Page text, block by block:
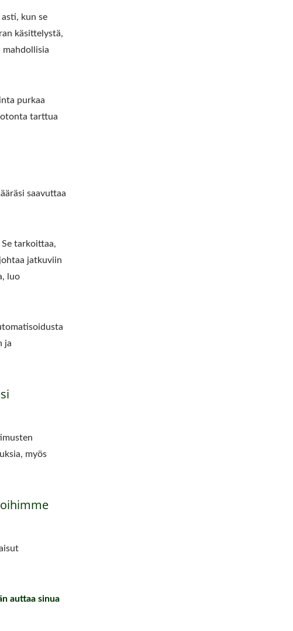
kun se
käsittelystä,
mahdollisia
purkaa
tarttua
saavuttaa
tarkoittaa,
jatkuviin
luo
ja
myös
auttaa sinua